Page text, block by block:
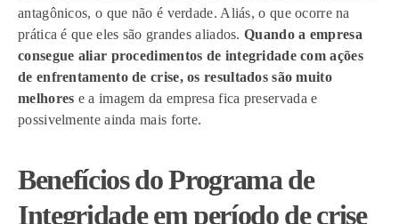
antagônicos, o que não é verdade. Aliás, o que ocorre na
prática é que eles são grandes aliados.Quando a empresa
consegue aliar procedimentos de integridade com ações
de enfrentamento de crise, os resultados são muito
melhores e a imagem da empresa fica preservada e
possivelmente ainda mais forte.
Benefícios do Programa de
Integridade em período de crise